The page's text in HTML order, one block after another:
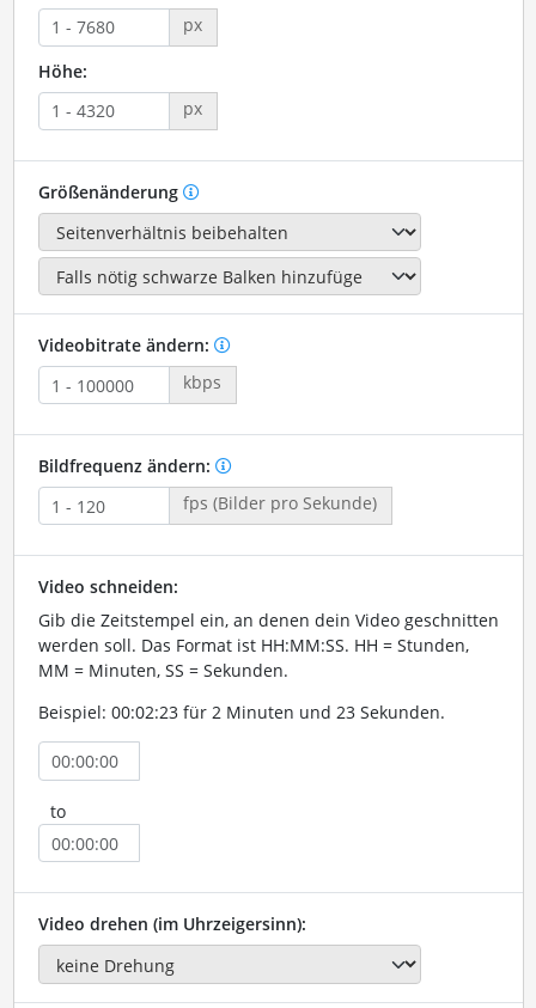
px
Höhe:
px
Größenänderung
Videobitrate ändern:
kbps
Bildfrequenz ändern:
fps (Bilder pro Sekunde)
Video schneiden:
Gib die Zeitstempel ein, an denen dein Video geschnitten
werden soll. Das Format ist HH:MM:SS. HH = Stunden,
MM = Minuten, SS = Sekunden.
Beispiel: 00:02:23 für 2 Minuten und 23 Sekunden.
to
Video drehen (im Uhrzeigersinn):